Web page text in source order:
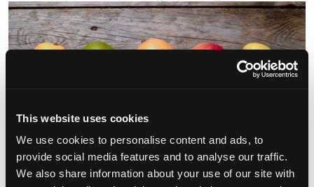
This website uses cookies
We use cookies to personalise content and ads, to
provide social media features and to analyse our traffic.
We also share information about your use of our site with
Probablemente hayas comido el clásico mango rojo redondo.